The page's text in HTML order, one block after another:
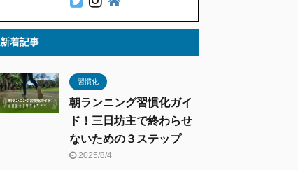
新着記事
習慣化
朝ランニング習慣化ガイ
ド！三日坊主で終わらせ
ないための３ステップ
2025/8/4